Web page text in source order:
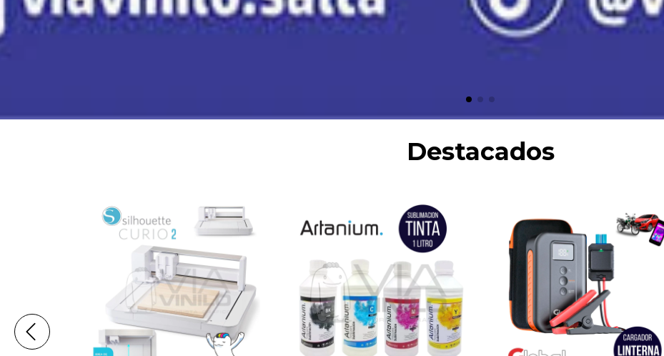
Destacados